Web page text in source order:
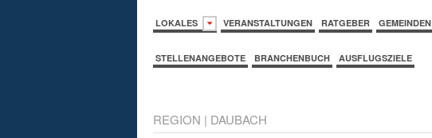
LOKALES VERANSTALTUNGEN RATGEBER GEMEINDEN
STELLENANGEBOTE BRANCHENBUCH AUSFLUGSZIELE
REGION | DAUBACH